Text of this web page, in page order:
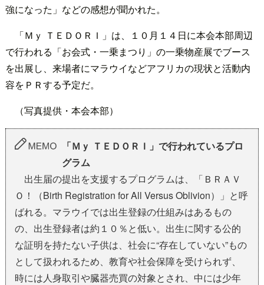
強になった」などの感想が聞かれた。
「Ｍｙ ＴＥＤＯＲＩ」は、１０月１４日に本会本部周辺
で行われる「お会式・一乗まつり」の一乗物産展でブース
を出展し、来場者にマラウイなどアフリカの現状と活動内
容をＰＲする予定だ。
（写真提供・本会本部）
「Ｍｙ ＴＥＤＯＲＩ」で行われているプロ
グラム
出生届の提出を支援するプログラムは、「ＢＲＡＶ
Ｏ！（Birth Registration for All Versus Oblivion）」と呼
ばれる。マラウイでは出生登録の仕組みはあるもの
の、出生登録者は約１０％と低い。出生に関する公的
な証明を持たない子供は、社会に“存在していない”もの
として扱われるため、教育や社会保障を受けられず、
時には人身取引や臓器売買の対象とされ、中には少年